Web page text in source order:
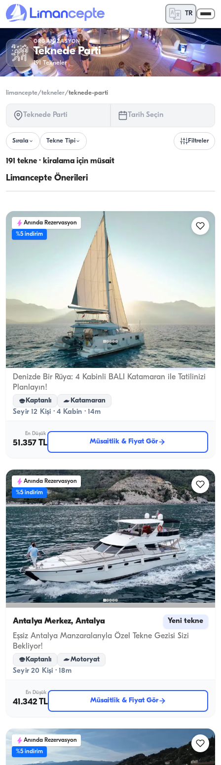
TR
ORGANIZASYON
Teknede Parti
191 Tekneler
limancepte/tekneler/teknede-parti
Teknede Parti Tarih Seçin
Sırala Tekne Tipi Filtreler
191 tekne · kiralama için müsait
Limancepte Önerileri
Anında Rezervasyon
%5 indirim
Kemer, Antalya Yeni tekne
Denizde Bir Rüya: 4 Kabinli BALI Katamaran ile Tatilinizi
Planlayın!
Kaptanlı Katamaran
Seyir 12 Kişi · 4 Kabin · 14m
En Düşük
51.357 TL Müsaitlik & Fiyat Gör
Anında Rezervasyon
%5 indirim
Antalya Merkez, Antalya Yeni tekne
Eşsiz Antalya Manzaralarıyla Özel Tekne Gezisi Sizi
Bekliyor!
Kaptanlı Motoryat
Seyir 20 Kişi · 18m
En Düşük
41.342 TL Müsaitlik & Fiyat Gör
Anında Rezervasyon
%5 indirim